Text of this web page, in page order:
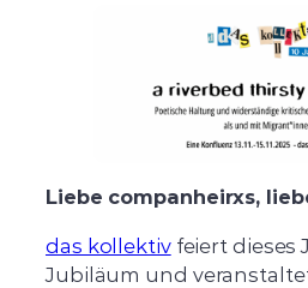
Liebe companheirxs,
das kollektivfeiert dieses
Jubiläum und